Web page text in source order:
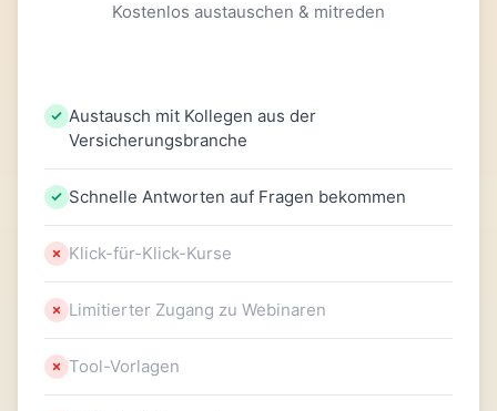
Kostenlos austauschen & mitreden
Austausch mit Kollegen aus der
Versicherungsbranche
Schnelle Antworten auf Fragen bekommen
Klick-für-Klick-Kurse
Limitierter Zugang zu Webinaren
Tool-Vorlagen